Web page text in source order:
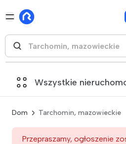
Wszystkie
Dom Tarchomin, mazowieckie
Przepraszamy, ogłoszenie